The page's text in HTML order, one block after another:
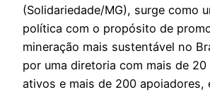
(Solidariedade/MG), surge como
política com o propósito de
mineração mais sustentável no
por uma diretoria com mais de 20
ativos e mais de 200 apoiadores,